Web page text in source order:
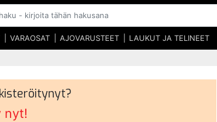
VARAOSAT AJOVARUSTEET LAUKUT JA TELINEET
nyt!